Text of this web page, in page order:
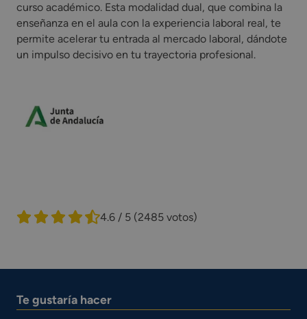
curso académico. Esta modalidad dual, que combina la
enseñanza en el aula con la experiencia laboral real, te
permite acelerar tu entrada al mercado laboral, dándote
un impulso decisivo en tu trayectoria profesional.
4.6 / 5 (2485 votos)
Te gustaría hacer